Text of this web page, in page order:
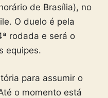
de Brasília), no
O duelo é pela
rodada e será o
equipes.
para assumir o
o momento está